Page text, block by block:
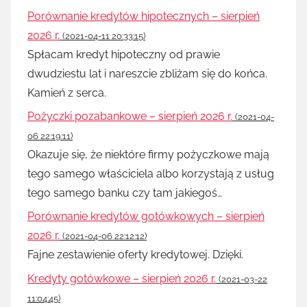
Porównanie kredytów hipotecznych – sierpień
2026 r. (2021-04-11 20:33:15)
Spłacam kredyt hipoteczny od prawie
dwudziestu lat i nareszcie zbliżam się do końca.
Kamień z serca.
Pożyczki pozabankowe – sierpień 2026 r. (2021-04-
06 22:19:11)
Okazuje się, że niektóre firmy pożyczkowe mają
tego samego właściciela albo korzystają z usług
tego samego banku czy tam jakiegoś…
Porównanie kredytów gotówkowych – sierpień
2026 r. (2021-04-06 22:12:12)
Fajne zestawienie oferty kredytowej. Dzięki.
Kredyty gotówkowe – sierpień 2026 r. (2021-03-22
11:04:45)